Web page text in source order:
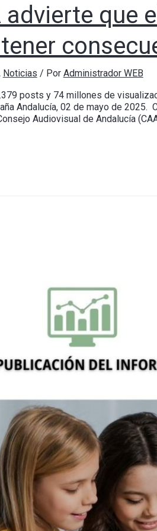
advierte que
Noticias / Por Administrador WEB
posts y 74 millones de
Andalucía, 02 de mayo de
Audiovisual de Andalucía